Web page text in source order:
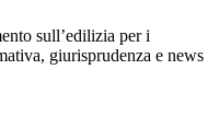
sull’edilizia per i
giurisprudenza e news